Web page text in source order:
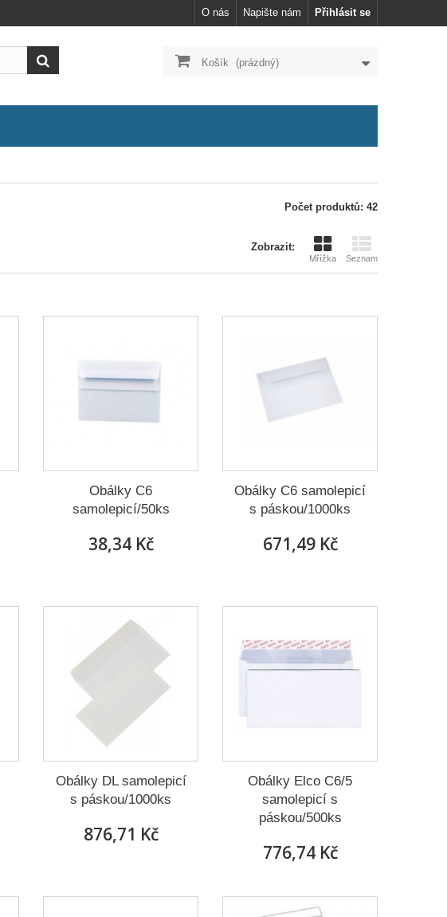
Přihlásit se
Napište nám
O nás
Košík (prázdný)
Počet produktů: 42
Zobrazit:
Mřížka Seznam
Obálky C6
samolepicí/50ks
38,34 Kč
Obálky C6 samolepicí
s páskou/1000ks
671,49 Kč
Obálky DL samolepicí
s páskou/1000ks
876,71 Kč
Obálky Elco C6/5
samolepicí s
páskou/500ks
776,74 Kč